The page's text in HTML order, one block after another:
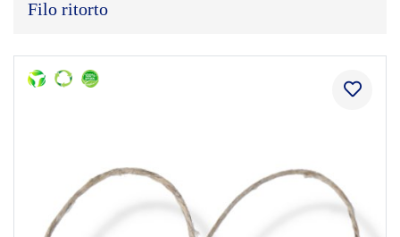
Filo ritorto